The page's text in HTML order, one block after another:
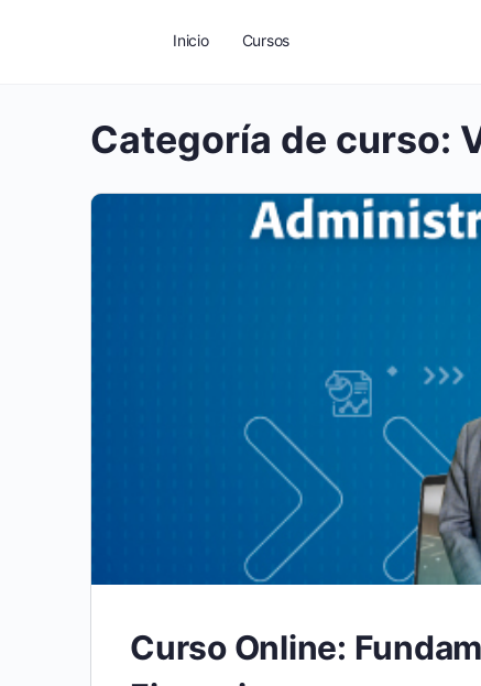
Inicio Cursos
Categoría de curso:
Curso Online: